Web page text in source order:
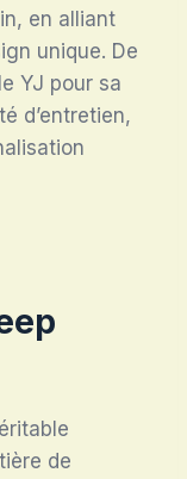
en alliant
unique. De
YJ pour sa
d’entretien,
de